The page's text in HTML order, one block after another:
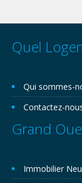
Quel
Qui sommes-
Contactez-
Grand
Immobilier